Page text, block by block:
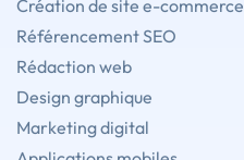
Création de site e-commerce
Référencement SEO
Rédaction web
Design graphique
Marketing digital